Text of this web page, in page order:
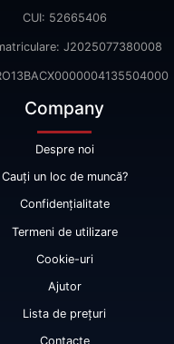
CUI: 52665406
J2025077380008
Company
Despre noi
Cauți un loc de muncă?
Confidențialitate
Termeni de utilizare
Cookie-uri
Ajutor
Lista de prețuri
Contacte